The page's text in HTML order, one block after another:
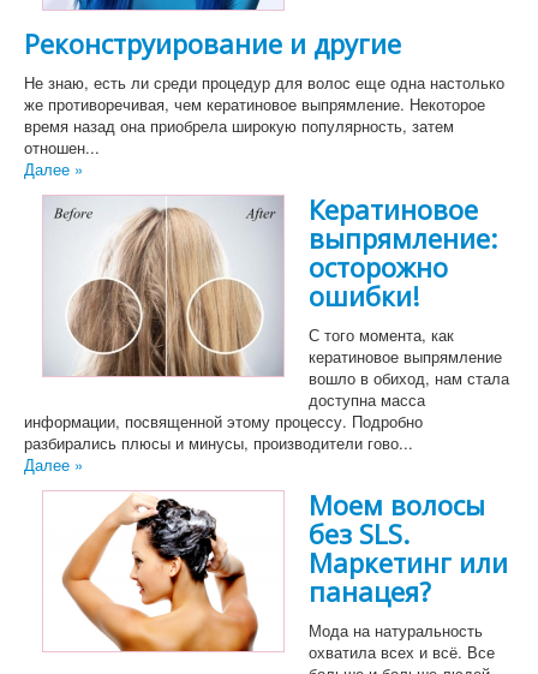
Реконструирование и другие
Не знаю, есть ли среди процедур для волос еще одна настолько
же противоречивая, чем кератиновое выпрямление. Некоторое
время назад она приобрела широкую популярность, затем
отношен...
Далее »
Кератиновое
выпрямление:
осторожно
ошибки!
С того момента, как
кератиновое выпрямление
вошло в обиход, нам стала
доступна масса
информации, посвященной этому процессу. Подробно
разбирались плюсы и минусы, производители гово...
Далее »
Моем волосы
без SLS.
Маркетинг или
панацея?
Мода на натуральность
охватила всех и всё. Все